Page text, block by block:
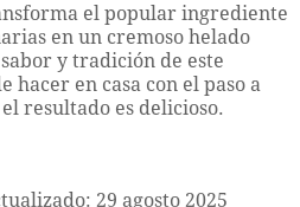
el popular ingrediente
en un cremoso helado
y tradición de este
hacer en casa con el paso a
resultado es delicioso.
29 agosto 2025